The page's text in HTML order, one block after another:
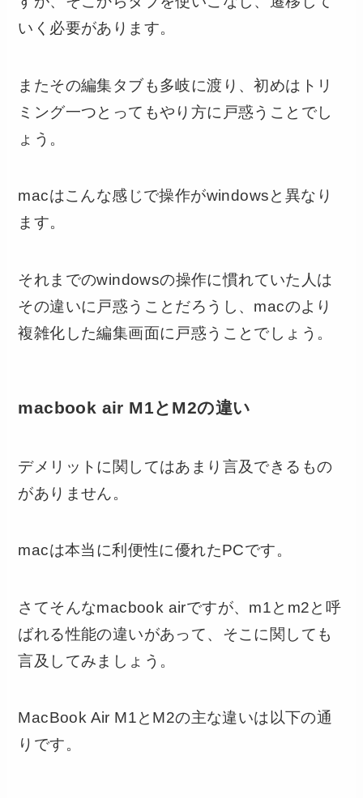
いく必要があります。
またその編集タブも多岐に渡り、初めはトリ
ミング一つとってもやり方に戸惑うことでし
ょう。
macはこんな感じで操作がwindowsと異なり
ます。
それまでのwindowsの操作に慣れていた人は
その違いに戸惑うことだろうし、macのより
複雑化した編集画面に戸惑うことでしょう。
macbook air M1とM2の違い
デメリットに関してはあまり言及できるもの
がありません。
macは本当に利便性に優れたPCです。
さてそんなmacbook airですが、m1とm2と呼
ばれる性能の違いがあって、そこに関しても
言及してみましょう。
MacBook Air M1とM2の主な違いは以下の通
りです。